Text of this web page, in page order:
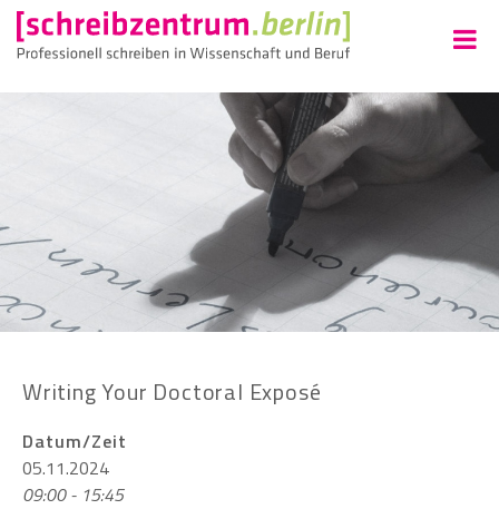
Writing Your Doctoral Exposé
Datum/Zeit
05.11.2024
09:00 - 15:45